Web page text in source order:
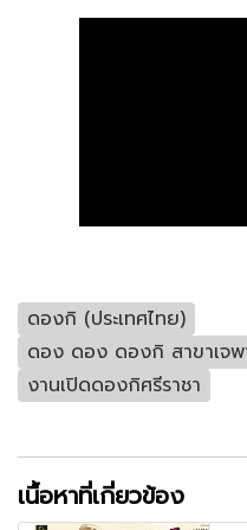
ดองกิ (ประเทศไทย)
ดอง ดอง ดองกิ สาขาเจพ
งานเปิดดองกิศรีราชา
เนื้อหาที่เกี่ยวข้อง